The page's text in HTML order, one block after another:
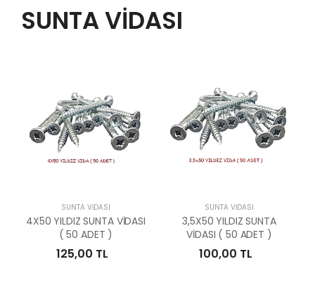
SUNTA VİDASI
SUNTA VİDASI
4X50 YILDIZ SUNTA VİDASI
( 50 ADET )
125,00 TL
SUNTA VİDASI
3,5X50 YILDIZ SUNTA
VİDASI ( 50 ADET )
100,00 TL